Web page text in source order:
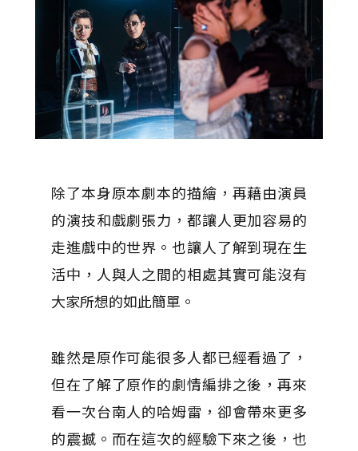
除了本身原本劇本的描繪，再藉由演員
的演技和戲劇張力，都讓人更加容易的
走進戲中的世界。也讓人了解到現在生
活中，人與人之間的相處其實可能沒有
大家所想的如此簡單。
雖然是原作可能很多人都已經看過了，
但在了解了原作的劇情編排之後，再來
看一次台南人的哈姆雷，卻會帶來更多
的震撼。而在這次的經驗下來之後，也